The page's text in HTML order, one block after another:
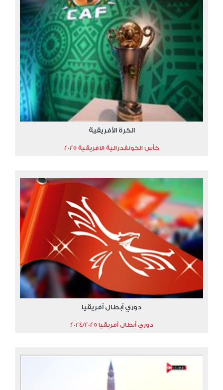
الكرة الأفريقية
كأس الكونفدرالية الافريقية 2025
دوري أبطال أفريقيا
دوري أبطال أفريقيا 2024/2025